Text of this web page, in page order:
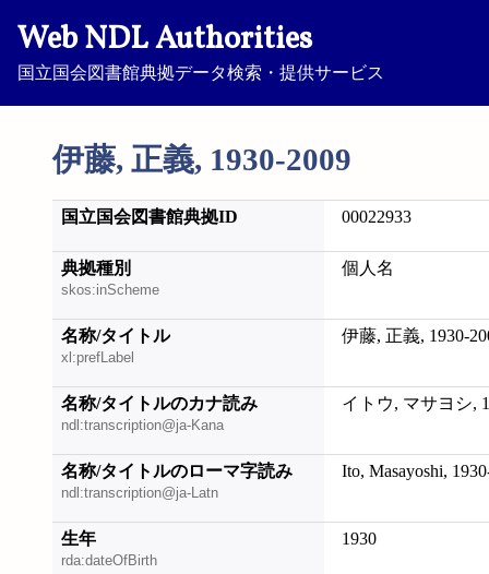
Web NDL Authorities
国立国会図書館典拠データ検索・提供サービス
伊藤, 正義, 1930-2009
国立国会図書館典拠ID 00022933
典拠種別
skos:inScheme
個人名
名称/タイトル
xl:prefLabel
伊藤, 正義, 1930-
名称/タイトルのカナ読み
ndl:transcription@ja-Kana
イトウ, マサヨシ,
名称/タイトルのローマ字読み
ndl:transcription@ja-Latn
Ito, Masayoshi,
生年
rda:dateOfBirth
1930